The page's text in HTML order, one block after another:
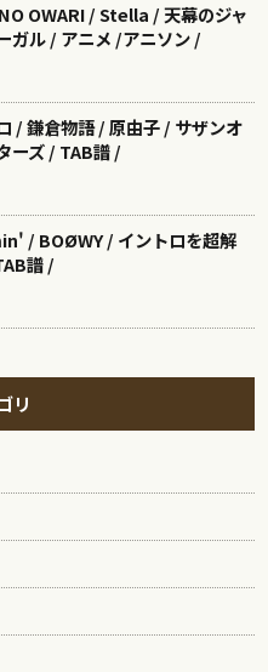
OWARI / Stella / 天幕のジャ
ガル / アニメ /アニソン /
/ 鎌倉物語 / 原由子 / サザンオ
ーズ / TAB譜 /
/ BOØWY / イントロを超解
譜 /
リ